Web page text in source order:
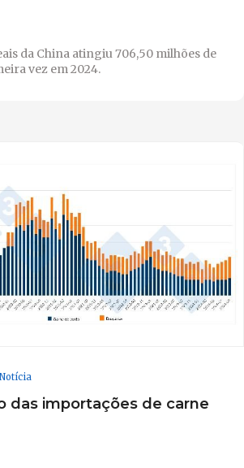
da China atingiu 706,50 milhões de
vez em 2024.
Notícia
das importações de carne